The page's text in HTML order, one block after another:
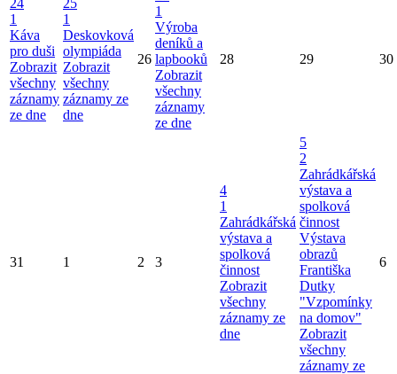
1
Káva
pro duši
Zobrazit
všechny
záznamy
ze dne
1
Deskovková
olympiáda
Zobrazit
všechny
záznamy ze
dne
26
1
Výroba
deníků a
lapbooků
Zobrazit
všechny
záznamy
ze dne
28 29 30
31 1 2 3
4
1
Zahrádkářská
výstava a
spolková
činnost
Zobrazit
všechny
záznamy ze
dne
5
2
Zahrádkářská
výstava a
spolková
činnost
Výstava
obrazů
Františka
Dutky
"Vzpomínky
na domov"
Zobrazit
všechny
záznamy ze
6